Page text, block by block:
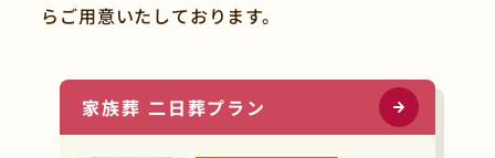
らご用意いたしております。
家族葬 二日葬プラン